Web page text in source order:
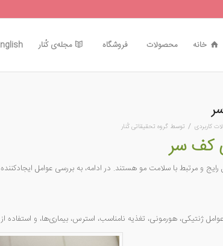
خانه محصولات فروشگاه مجله‌ی کُنار
کاربردی / توسط گروه تحقیقاتی کُنار
کف سر
و مرتبط با سلامت مو هستند. در ادامه، به بررسی عوامل
ژنتیکی، هورمونی، تغذیه نامناسب، استرس، بیماری‌ها، و